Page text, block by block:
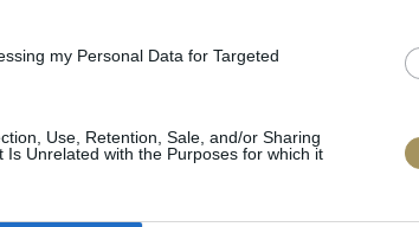
my Personal Data for Targeted
Use, Retention, Sale, and/or Sharing
Is Unrelated with the Purposes for which it
τις κορυφαίες